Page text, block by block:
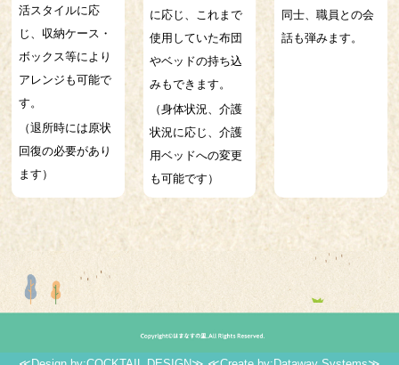
活スタイルに応
じ、収納ケース・
ボックス等により
アレンジも可能で
す。
（退所時には原状
回復の必要があり
ます）
に応じ、これまで
使用していた布団
やベッドの持ち込
みもできます。
（身体状況、介護
状況に応じ、介護
用ベッドへの変更
も可能です）
同士、職員との会
話も弾みます。